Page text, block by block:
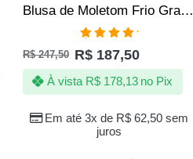
Blusa de Moletom Frio Grau Corte 244 Moto Quebrada Favela
Avaliação
5.00de 5
R$247,50 R$ 187,50
Em até 3x de R$ 62,50 sem
juros
À vista R$178,13 no Pix